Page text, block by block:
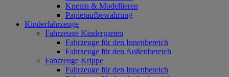
Kneten & Modellieren
Papieraufbewahrung
Kinderfahrzeuge
Fahrzeuge Kindergarten
Fahrzeuge für den Innenbereich
Fahrzeuge für den Außenbereich
Fahrzeuge Krippe
Fahrzeuge für den Innenbereich